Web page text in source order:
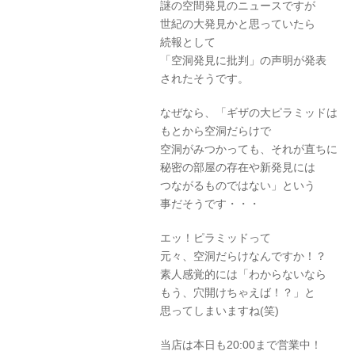
謎の空間発見のニュースですが
世紀の大発見かと思っていたら
続報として
「空洞発見に批判」の声明が発表
されたそうです。
なぜなら、「ギザの大ピラミッドは
もとから空洞だらけで
空洞がみつかっても、それが直ちに
秘密の部屋の存在や新発見には
つながるものではない」という
事だそうです・・・
エッ！ピラミッドって
元々、空洞だらけなんですか！？
素人感覚的には「わからないなら
もう、穴開けちゃえば！？」と
思ってしまいますね(笑)
当店は本日も20:00まで営業中！